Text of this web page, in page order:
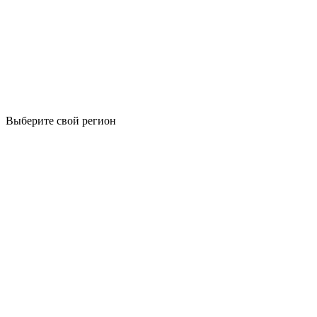
Выберите свой регион